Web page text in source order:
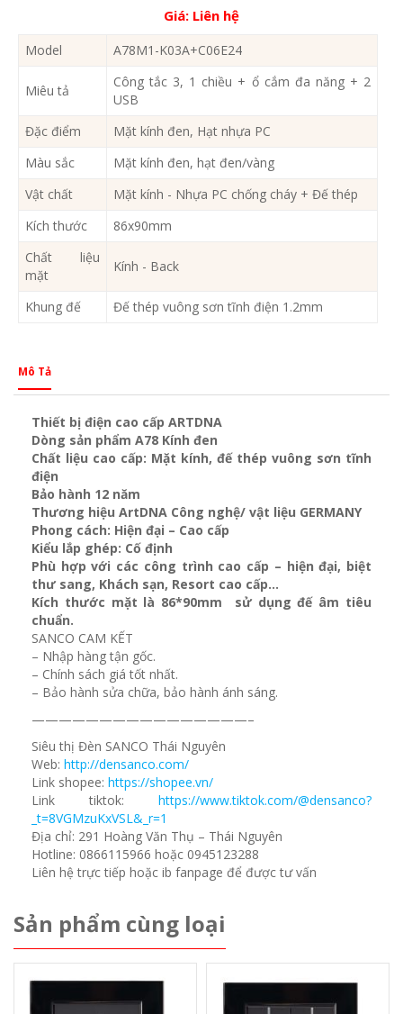
Giá: Liên hệ
Model A78M1-K03A+C06E24
Miêu tả
Công tắc 3, 1 chiều + ổ cắm đa năng + 2
USB
Đặc điểm
Mặt kính đen, Hạt nhựa PC
Màu sắc
Mặt kính đen, hạt đen/vàng
Vật chất
Mặt kính - Nhựa PC chống cháy + Đế thép
Kích thước
86x90mm
Chất liệu
mặt
Kính - Back
Khung đế Đế thép vuông sơn tĩnh điện 1.2mm
Mô Tả
Thiết bị điện cao cấp ARTDNA
Dòng sản phẩm A78 Kính đen
Chất liệu cao cấp: Mặt kính, đế thép vuông sơn tĩnh
điện
Bảo hành 12 năm
Thương hiệu ArtDNA Công nghệ/ vật liệu GERMANY
Phong cách: Hiện đại – Cao cấp
Kiểu lắp ghép: Cố định
Phù hợp với các công trình cao cấp – hiện đại, biệt
thư sang, Khách sạn, Resort cao cấp…
Kích thước mặt là 86*90mm sử dụng đế âm tiêu
chuẩn.
SANCO CAM KẾT
– Nhập hàng tận gốc.
– Chính sách giá tốt nhất.
– Bảo hành sửa chữa, bảo hành ánh sáng.
————————————————–
Siêu thị Đèn SANCO Thái Nguyên
Web: http://densanco.com/
Link shopee: https://shopee.vn/
Link tiktok: https://www.tiktok.com/@densanco?
_t=8VGMzuKxVSL&_r=1
Địa chỉ: 291 Hoàng Văn Thụ – Thái Nguyên
Hotline: 0866115966 hoặc 0945123288
Liên hệ trực tiếp hoặc ib fanpage để được tư vấn
Sản phẩm cùng loại